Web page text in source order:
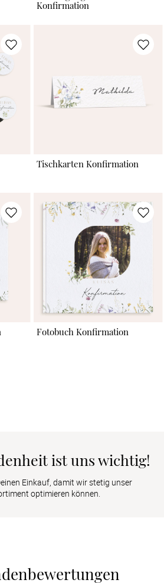
Konfirmation
Tischkarten Konfirmation
Fotobuch Konfirmation
ist uns wichtig!
Einkauf, damit wir stetig unser
optimieren können.